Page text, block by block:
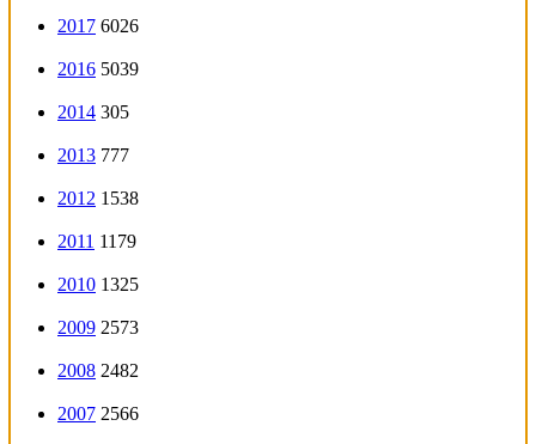
2017 6026
2016 5039
2014 305
2013 777
2012 1538
2011 1179
2010 1325
2009 2573
2008 2482
2007 2566